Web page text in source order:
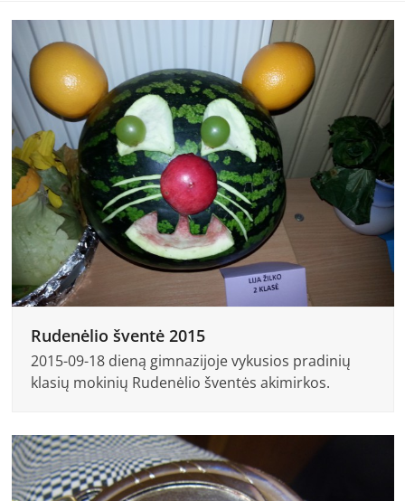
Rudenėlio šventė 2015
2015-09-18 dieną gimnazijoje vykusios pradinių
klasių mokinių Rudenėlio šventės akimirkos.